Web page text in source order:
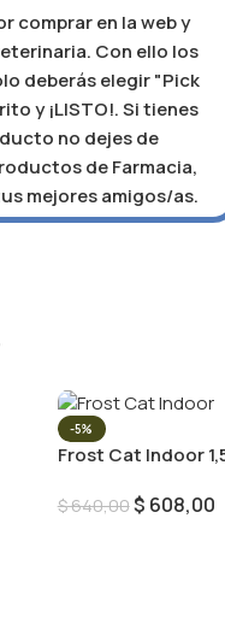
comprar en la web y
Con ello los
deberás elegir "Pick
y ¡LISTO!. Si tienes
no dejes de
de Farmacia,
mejores amigos/as.
-5%
Frost Cat Indoor
$640,00$ 608,00